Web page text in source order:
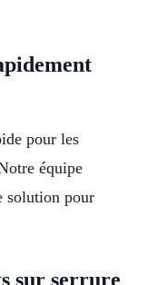
pour les
équipe
solution pour
sur serrure